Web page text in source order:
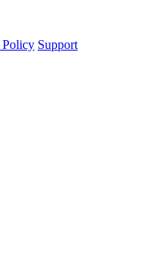
Policy Support